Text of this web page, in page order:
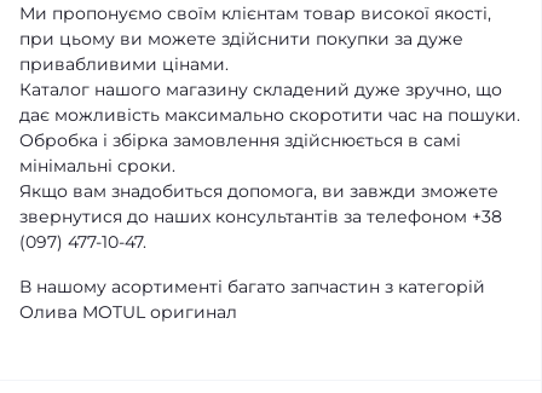
Ми пропонуємо своїм клієнтам товар високої якості,
при цьому ви можете здійснити покупки за дуже
привабливими цінами.
Каталог нашого магазину складений дуже зручно, що
дає можливість максимально скоротити час на пошуки.
Обробка і збірка замовлення здійснюється в самі
мінімальні сроки.
Якщо вам знадобиться допомога, ви завжди зможете
звернутися до наших консультантів за телефоном +38
(097) 477-10-47.
В нашому асортименті багато запчастин з категорій
Олива MOTUL оригинал